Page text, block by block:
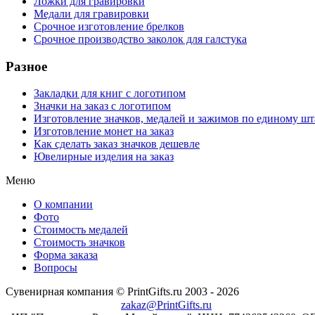
Медали для гравировки
Срочное изготовление брелков
Срочное производство заколок для галстука
Разное
Закладки для книг с логотипом
Значки на заказ с логотипом
Изготовление значков, медалей и зажимов по единому
Изготовление монет на заказ
Как сделать заказ значков дешевле
Ювелирные изделия на заказ
Меню
О компании
Фото
Стоимость медалей
Стоимость значков
Форма заказа
Вопросы
Сувенирная компания © PrintGifts.ru 2003 - 2026
zakaz@PrintGifts.ru